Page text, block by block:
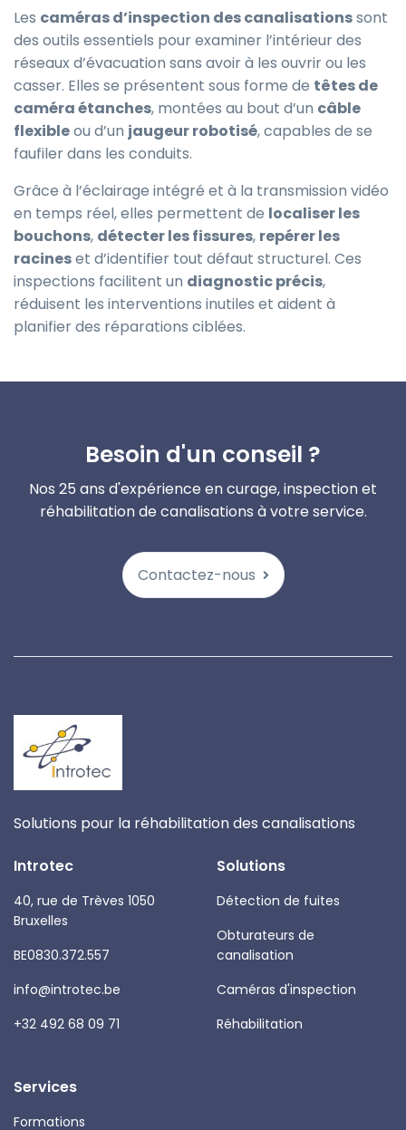
Les caméras d’inspection des canalisationssont
des outils essentiels pour examiner l’intérieur des
réseaux d’évacuation sans avoir à les ouvrir ou les
casser. Elles se présentent sous forme de têtes de
caméra étanches, montées au bout d’un câble
flexibleou d’un jaugeur robotisé, capables de se
faufiler dans les conduits.
Grâce à l’éclairage intégré et à la transmission vidéo
en temps réel, elles permettent de localiser les
bouchons, détecter les fissures, repérer les
racineset d’identifier tout défaut structurel. Ces
inspections facilitent un diagnostic précis,
réduisent les interventions inutiles et aident à
planifier des réparations ciblées.
Besoin d'un conseil ?
Nos 25 ans d'expérience en curage, inspection et
réhabilitation de canalisations à votre service.
Contactez-nous
Solutions pour la réhabilitation des canalisations
Introtec
40, rue de Trèves 1050
Bruxelles
BE0830.372.557
info@introtec.be
+32 492 68 09 71
Solutions
Détection de fuites
Obturateurs de
canalisation
Caméras d'inspection
Réhabilitation
Services
Formations